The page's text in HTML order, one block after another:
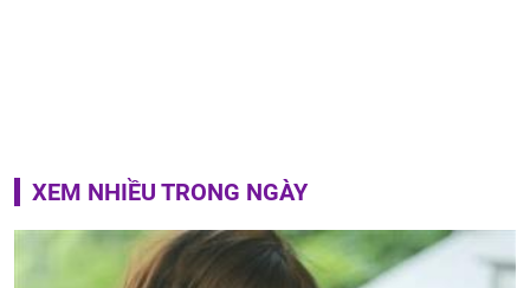
XEM NHIỀU TRONG NGÀY